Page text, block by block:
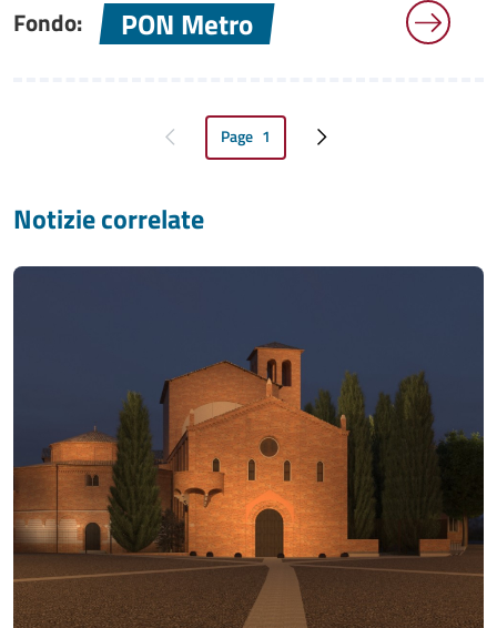
Fondo: PON Metro
Pagina precedentePagina attuale
Page 1 Pagina successiva
Notizie correlate